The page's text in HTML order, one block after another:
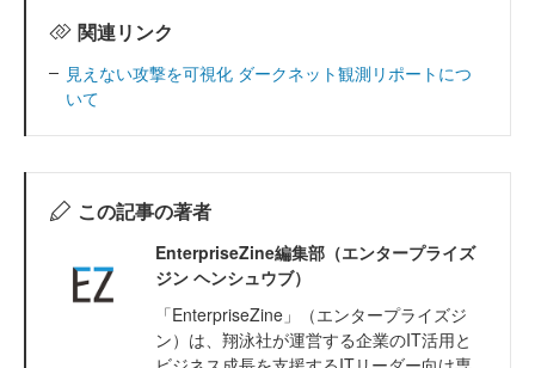
関連リンク
見えない攻撃を可視化 ダークネット観測リポートにつ
いて
この記事の著者
EnterpriseZine編集部（エンタープライズ
ジン ヘンシュウブ）
「EnterpriseZine」（エンタープライズジ
ン）は、翔泳社が運営する企業のIT活用と